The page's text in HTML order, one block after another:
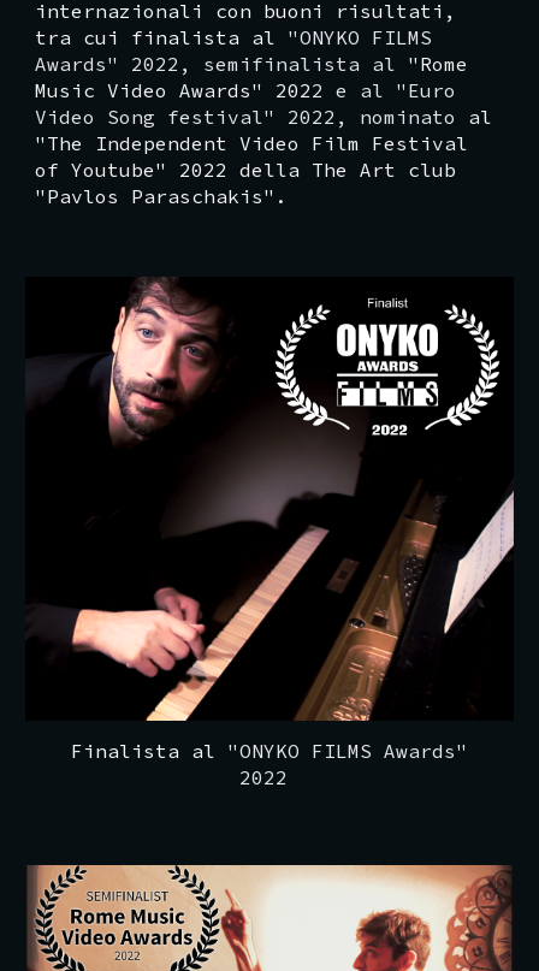
internazionali con buoni risultati,
tra cui finalista al "ONYKO FILMS
Awards" 2022, semifinalista al "Rome
Music Video Awards" 2022 e al "Euro
Video Song festival" 2022, nominato al
"The Independent Video Film Festival
of Youtube" 2022 della The Art club
"Pavlos Paraschakis".
Finalista al "ONYKO FILMS Awards"
2022